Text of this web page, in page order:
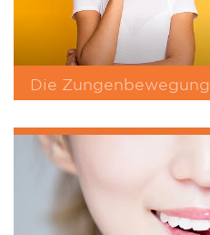
Die Zungenbewegung